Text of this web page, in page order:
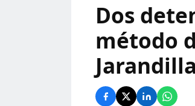
Dos
método